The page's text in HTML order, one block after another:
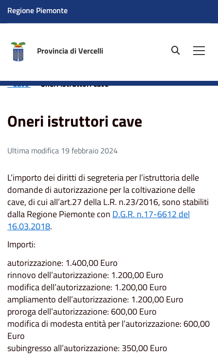
Regione Piemonte
Provincia di Vercelli site.searc
- Cave
Oneri istruttori cave
Oneri istruttori cave
Ultima modifica 19 febbraio 2024
L’importo dei diritti di segreteria per l’istruttoria delle
domande di autorizzazione per la coltivazione delle
cave, di cui all’art.27 della L.R. n.23/2016, sono stabiliti
dalla Regione Piemonte con D.G.R. n.17-6612 del
16.03.2018.
Importi:
autorizzazione: 1.400,00 Euro
rinnovo dell’autorizzazione: 1.200,00 Euro
modifica dell’autorizzazione: 1.200,00 Euro
ampliamento dell’autorizzazione: 1.200,00 Euro
proroga dell’autorizzazione: 600,00 Euro
modifica di modesta entità per l’autorizzazione: 600,00
Euro
subingresso all’autorizzazione: 350,00 Euro